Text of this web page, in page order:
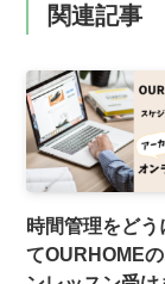
関連記事
時間管理をどう
てOURHOME